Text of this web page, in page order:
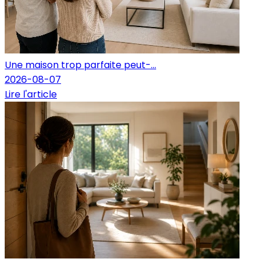
Une maison trop parfaite peut-...
2026-08-07
Lire l'article